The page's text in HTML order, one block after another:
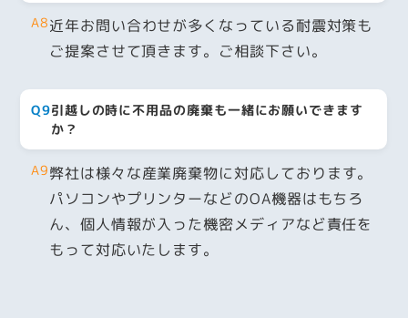
A8近年お問い合わせが多くなっている耐震対策も
ご提案させて頂きます。ご相談下さい。
Q9引越しの時に不用品の廃棄も一緒にお願いできます
か？
A9弊社は様々な産業廃棄物に対応しております。
パソコンやプリンターなどのOA機器はもちろ
ん、個人情報が入った機密メディアなど責任を
もって対応いたします。